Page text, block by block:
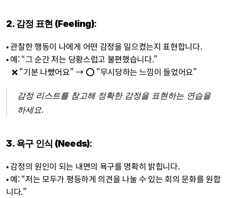
2. 감정 표현 (Feeling):
• 관찰한 행동이 나에게 어떤 감정을 일으켰는지 표현합니다.
• 예: “그 순간 저는 당황스럽고 불편했습니다.”
   ❌ "기분 나빴어요" → ⭕ "무시당하는 느낌이 들었어요"
감정 리스트를 참고해 정확한 감정을 표현하는 연습을
하세요.
3. 욕구 인식 (Needs):
• 감정의 원인이 되는 내면의 욕구를 명확히 밝힙니다.
• 예: “저는 모두가 평등하게 의견을 나눌 수 있는 회의 문화를 원합
니다.”